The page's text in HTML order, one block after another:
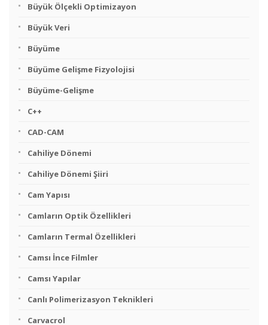
Büyük Ölçekli Optimizayon
Büyük Veri
Büyüme
Büyüme Gelişme Fizyolojisi
Büyüme-Gelişme
C++
CAD-CAM
Cahiliye Dönemi
Cahiliye Dönemi Şiiri
Cam Yapısı
Camların Optik Özellikleri
Camların Termal Özellikleri
Camsı İnce Filmler
Camsı Yapılar
Canlı Polimerizasyon Teknikleri
Carvacrol